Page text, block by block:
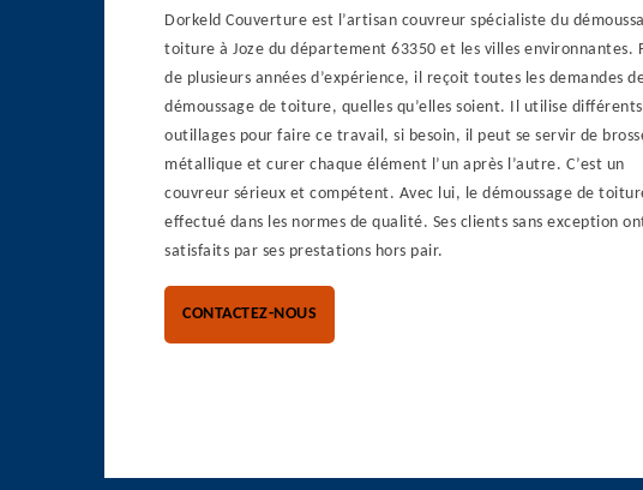
Dorkeld Couverture est l’artisan couvreur spécialiste du
toiture à Joze du département 63350 et les villes environnantes.
de plusieurs années d’expérience, il reçoit toutes les demandes
démoussage de toiture, quelles qu’elles soient. Il utilise différents
outillages pour faire ce travail, si besoin, il peut se servir de
métallique et curer chaque élément l’un après l’autre. C’est un
couvreur sérieux et compétent. Avec lui, le démoussage de
effectué dans les normes de qualité. Ses clients sans exception
satisfaits par ses prestations hors pair.
CONTACTEZ-NOUS